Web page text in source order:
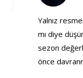
Yalnız
mı diye
sezon
önce